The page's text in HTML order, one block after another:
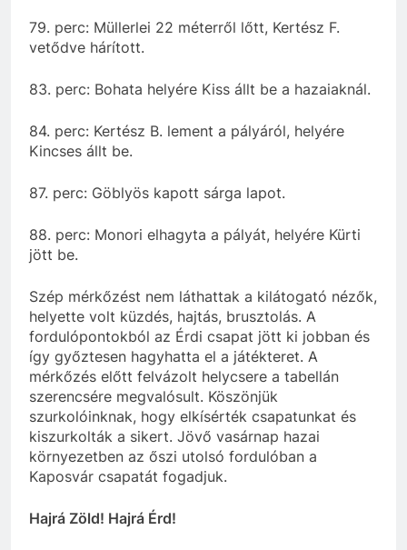
79. perc: Müllerlei 22 méterről lőtt, Kertész F.
vetődve hárított.
83. perc: Bohata helyére Kiss állt be a hazaiaknál.
84. perc: Kertész B. lement a pályáról, helyére
Kincses állt be.
87. perc: Göblyös kapott sárga lapot.
88. perc: Monori elhagyta a pályát, helyére Kürti
jött be.
Szép mérkőzést nem láthattak a kilátogató nézők,
helyette volt küzdés, hajtás, brusztolás. A
fordulópontokból az Érdi csapat jött ki jobban és
így győztesen hagyhatta el a játékteret. A
mérkőzés előtt felvázolt helycsere a tabellán
szerencsére megvalósult. Köszönjük
szurkolóinknak, hogy elkísérték csapatunkat és
kiszurkolták a sikert. Jövő vasárnap hazai
környezetben az őszi utolsó fordulóban a
Kaposvár csapatát fogadjuk.
Hajrá Zöld! Hajrá Érd!